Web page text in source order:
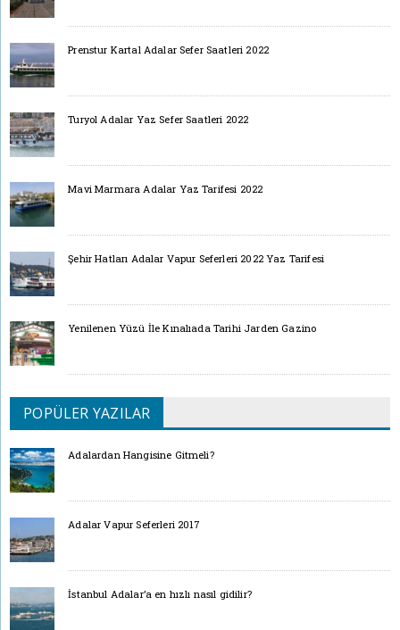
Prenstur Kartal Adalar Sefer Saatleri 2022
Turyol Adalar Yaz Sefer Saatleri 2022
Mavi Marmara Adalar Yaz Tarifesi 2022
Şehir Hatları Adalar Vapur Seferleri 2022 Yaz Tarifesi
Yenilenen Yüzü İle Kınalıada Tarihi Jarden Gazino
POPÜLER YAZILAR
Adalardan Hangisine Gitmeli?
Adalar Vapur Seferleri 2017
İstanbul Adalar’a en hızlı nasıl gidilir?